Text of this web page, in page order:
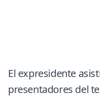
El expresidente
presentadores del